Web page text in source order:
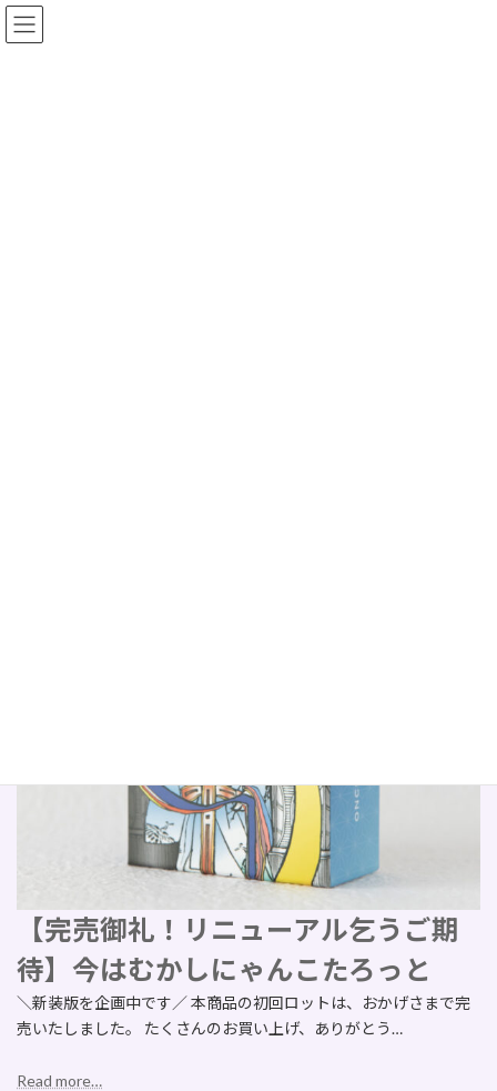
コ
ン
ナ
ビ
【完売御礼！リニューアル乞うご期
待】今はむかしにゃんこたろっと
＼新装版を企画中です／ 本商品の初回ロットは、おかげさまで完
売いたしました。 たくさんのお買い上げ、ありがとう…
Read more…